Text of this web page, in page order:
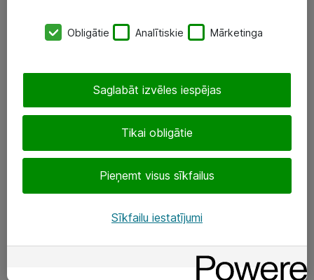
SIA „ATEA”
+(371) 67 81 90 50
eShop@atea.lv
Sekojiet mums
Obligātie Analītiskie Mārketinga
Tikai obligātie
Pieņemt visus sīkfailus
Saglabāt izvēles iespējas
Sīkfailu iestatījumi